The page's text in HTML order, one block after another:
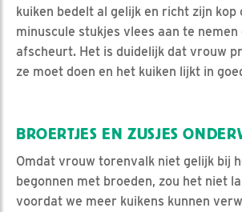
kuiken bedelt al gelijk en richt zijn kop
minuscule stukjes vlees aan te
afscheurt. Het is duidelijk dat vrouw
ze moet doen en het kuiken lijkt in
BROERTJES EN ZUSJES
Omdat vrouw torenvalk niet gelijk bij
begonnen met broeden, zou het niet
voordat we meer kuikens kunnen